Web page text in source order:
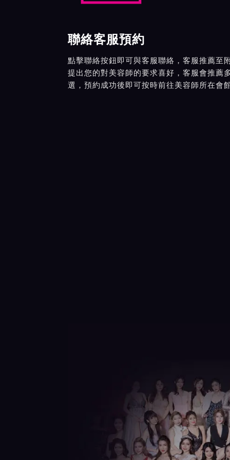
聯絡客服預約
點擊聯絡按鈕即可與客服聯絡，客服推薦至
提出您的對美容師的要求喜好，客服會推薦
選，預約成功後即可按時前往美容師所在會